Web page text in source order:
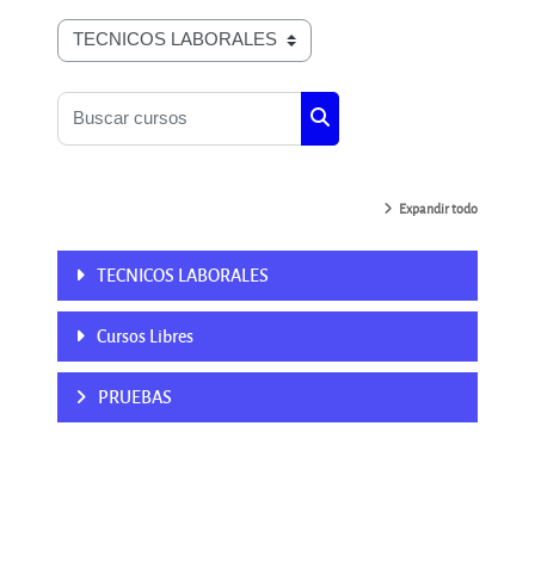
Categorías
Buscar cursos
Buscar cursos
Expandir todo
TECNICOS LABORALES
Cursos Libres
PRUEBAS